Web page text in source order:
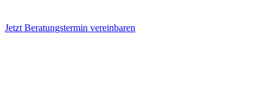
Jetzt Beratungstermin vereinbaren